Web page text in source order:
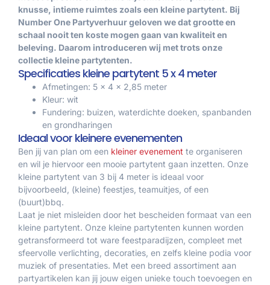
knusse, intieme ruimtes zoals een kleine partytent. Bij
Number One Partyverhuur geloven we dat grootte en
schaal nooit ten koste mogen gaan van kwaliteit en
beleving. Daarom introduceren wij met trots onze
collectie kleine partytenten.
Specificaties kleine partytent 5 x 4 meter
Afmetingen: 5 x 4 x 2,85 meter
Kleur: wit
Fundering: buizen, waterdichte doeken, spanbanden
en grondharingen
Ideaal voor kleinere evenementen
Ben jij van plan om een kleiner evenement te organiseren
en wil je hiervoor een mooie partytent gaan inzetten. Onze
kleine partytent van 3 bij 4 meter is ideaal voor
bijvoorbeeld, (kleine) feestjes, teamuitjes, of een
(buurt)bbq.
Laat je niet misleiden door het bescheiden formaat van een
kleine partytent. Onze kleine partytenten kunnen worden
getransformeerd tot ware feestparadijzen, compleet met
sfeervolle verlichting, decoraties, en zelfs kleine podia voor
muziek of presentaties. Met een breed assortiment aan
partyartikelen kan jij jouw eigen unieke touch toevoegen en